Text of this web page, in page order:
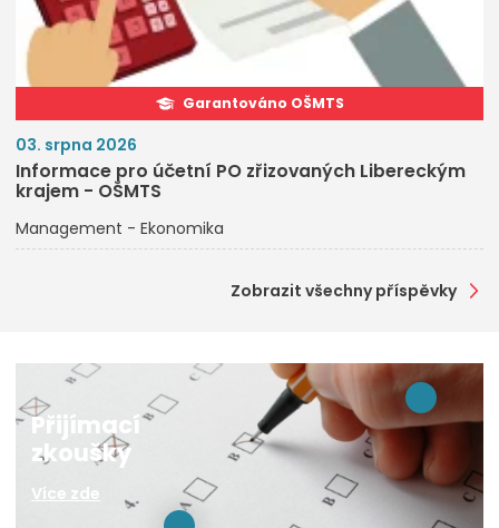
Garantováno OŠMTS
03. srpna 2026
Informace pro účetní PO zřizovaných Libereckým
krajem - OŠMTS
Management - Ekonomika
Zobrazit všechny příspěvky
Přijímací
zkoušky
Více zde